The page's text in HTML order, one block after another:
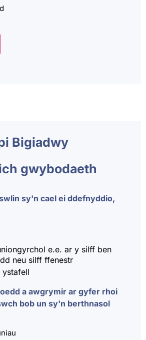
Bigiadwy
gwybodaeth
sy'n cael ei ddefnyddio,
e.e. ar y silff ben
neu silff ffenestr
ystafell
a awgrymir ar gyfer rhoi
bob un sy'n berthnasol